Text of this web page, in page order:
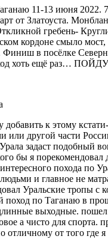
11-13 июня 2022.
от Златоуста.
гребень-
кордоне смыло мост,
Финиш в посёлке
хоть ещё раз…
добавить к этому
или другой части
задаст подобный
бы я порекомендовал
похода по
и главное не
Уральские тропы с
поход по Таганаю в
выходные. пошел
а чисто для спорта.
отличному от того где